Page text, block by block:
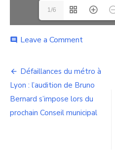
1/6
comment Leave a Commenton
ou
ésotérique
Navigation
de
l’article
Défaillances du métro à
Lyon : l’audition de Bruno
Bernard s’impose lors du
prochain Conseil municipal